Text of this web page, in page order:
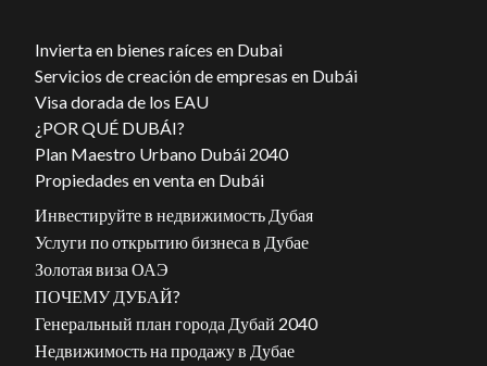
Invierta en bienes raíces en Dubai
Servicios de creación de empresas en Dubái
Visa dorada de los EAU
¿POR QUÉ DUBÁI?
Plan Maestro Urbano Dubái 2040
Propiedades en venta en Dubái
Инвестируйте в недвижимость Дубая
Услуги по открытию бизнеса в Дубае
Золотая виза ОАЭ
ПОЧЕМУ ДУБАЙ?
Генеральный план города Дубай 2040
Недвижимость на продажу в Дубае